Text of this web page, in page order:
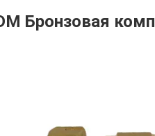
Бронзовая